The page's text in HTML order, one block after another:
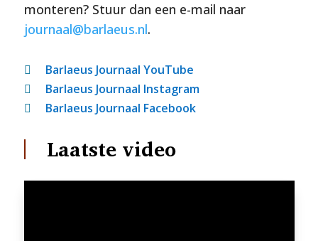
monteren? Stuur dan een e-mail naar
journaal@barlaeus.nl.
 Barlaeus Journaal YouTube
 Barlaeus Journaal Instagram
 Barlaeus Journaal Facebook
Laatste video